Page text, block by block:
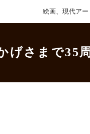
絵画、現代ア
げさまで35